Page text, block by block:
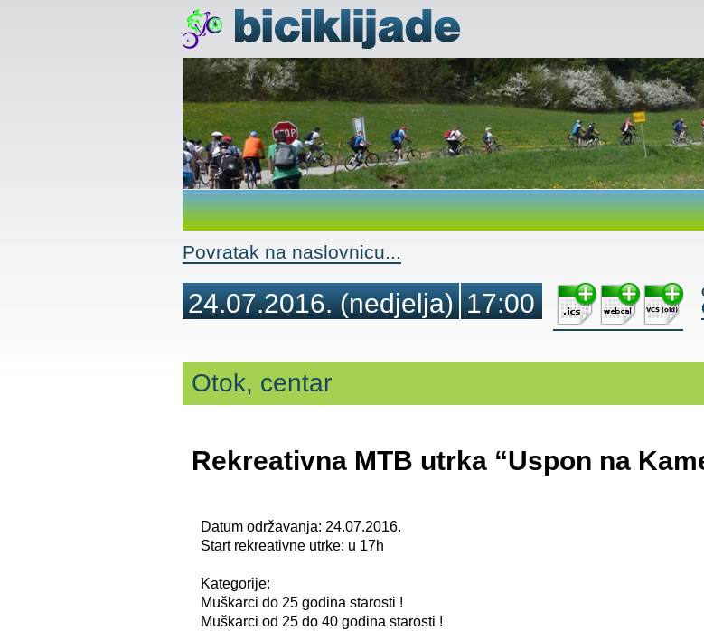
Povratak na naslovnicu...
24.07.2016.(nedjelja) 17:00
Otok, centar
Rekreativna MTB utrka “Uspon na
Datum održavanja: 24.07.2016.
Start rekreativne utrke: u 17h
Kategorije:
Muškarci do 25 godina starosti !
Muškarci od 25 do 40 godina starosti !